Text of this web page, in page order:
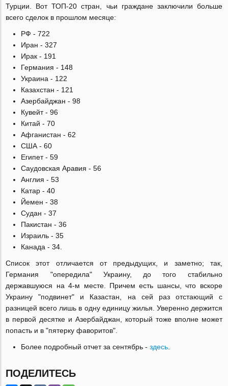
Турции. Вот ТОП-20 стран, чьи граждане заключили больше
всего сделок в прошлом месяце:
РФ - 722
Иран - 327
Ирак - 191
Германия - 148
Украина - 122
Казахстан - 121
Азербайджан - 98
Кувейт - 96
Китай - 70
Афганистан - 62
США - 60
Египет - 59
Саудовская Аравия - 56
Англия - 53
Катар - 40
Йемен - 38
Судан - 37
Пакистан - 36
Израиль - 35
Канада - 34.
Список этот отличается от предыдущих, и заметно; так,
Германия "опередила" Украину, до того стабильно
державшуюся на 4-м месте. Причем есть шансы, что вскоре
Украину "подвинет" и Казастан, на сей раз отстающий с
разницей всего лишь в одну единицу жилья. Уверенно держится
в первой десятке и Азербайджан, который тоже вполне может
попасть и в "пятерку фаворитов".
Более подробный отчет за сентябрь -здесь
ПОДЕЛИТЕСЬ